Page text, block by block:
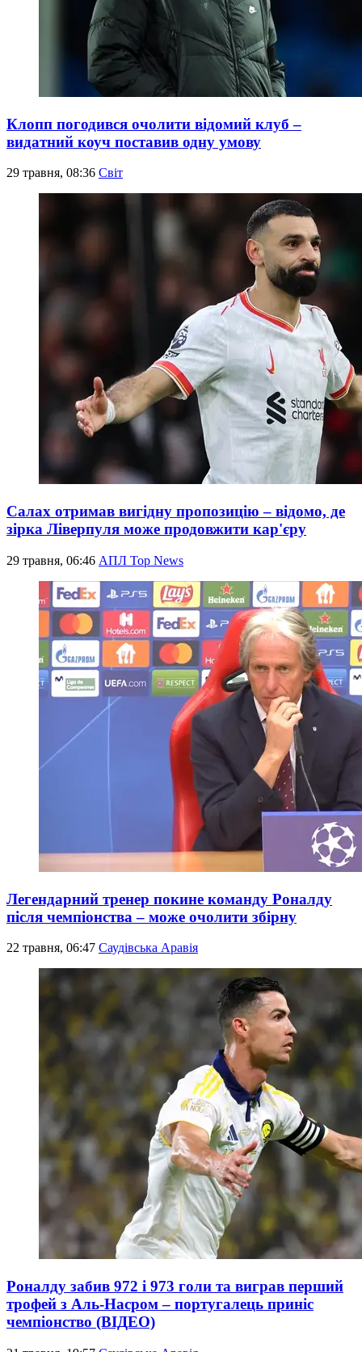
Клопп погодився очолити відомий клуб –
видатний коуч поставив одну умову
29 травня, 08:36 Світ
Салах отримав вигідну пропозицію – відомо, де
зірка Ліверпуля може продовжити кар'єру
29 травня, 06:46 АПЛ Top News
Легендарний тренер покине команду Роналду
після чемпіонства – може очолити збірну
22 травня, 06:47 Саудівська Аравія
Роналду забив 972 і 973 голи та виграв перший
трофей з Аль-Насром – португалець приніс
чемпіонство (ВІДЕО)